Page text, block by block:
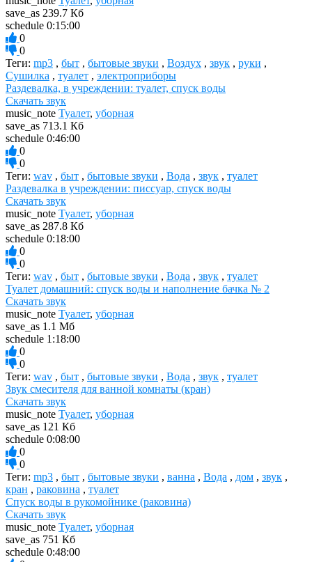
save_as 239.7 Кб
schedule 0:15:00
0
0
Теги: mp3 , быт , бытовые звуки , Воздух , звук , руки ,
Сушилка , туалет , электроприборы
Раздевалка, в учреждении: туалет, спуск воды
Скачать звук
music_note Туалет, уборная
save_as 713.1 Кб
schedule 0:46:00
0
0
Теги: wav , быт , бытовые звуки , Вода , звук , туалет
Раздевалка в учреждении: писсуар, спуск воды
Скачать звук
music_note Туалет, уборная
save_as 287.8 Кб
schedule 0:18:00
0
0
Теги: wav , быт , бытовые звуки , Вода , звук , туалет
Туалет домашний: спуск воды и наполнение бачка № 2
Скачать звук
music_note Туалет, уборная
save_as 1.1 Мб
schedule 1:18:00
0
0
Теги: wav , быт , бытовые звуки , Вода , звук , туалет
Звук смесителя для ванной комнаты (кран)
Скачать звук
music_note Туалет, уборная
save_as 121 Кб
schedule 0:08:00
0
0
Теги: mp3 , быт , бытовые звуки , ванна , Вода , дом , звук ,
кран , раковина , туалет
Спуск воды в рукомойнике (раковина)
Скачать звук
music_note Туалет, уборная
save_as 751 Кб
schedule 0:48:00